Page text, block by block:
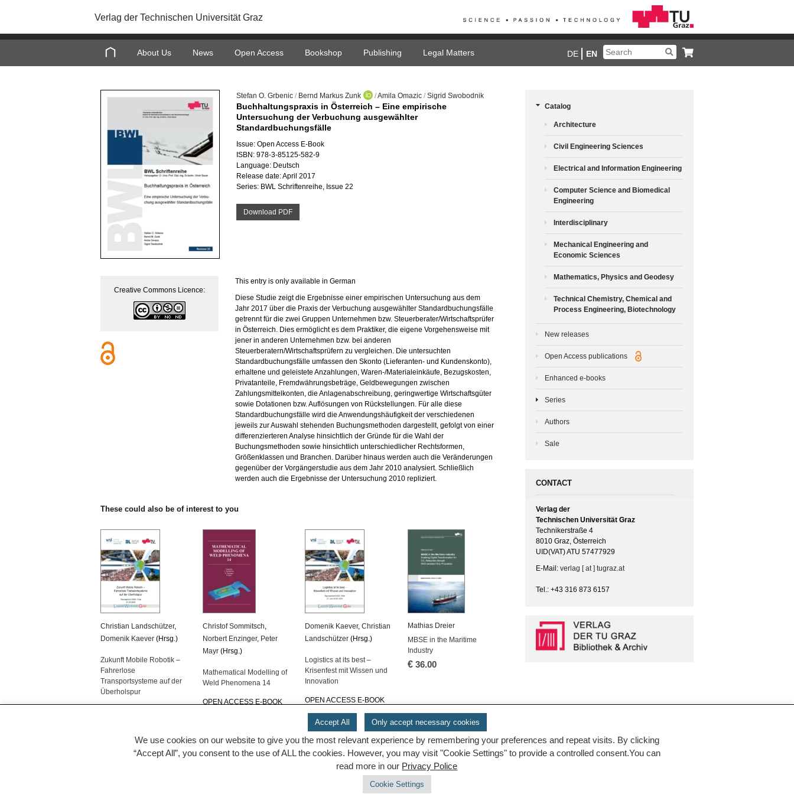
Verlag der Technischen Universität Graz
About Us News Open Access Bookshop Publishing Legal Matters DE EN
Stefan O. Grbenic / Bernd Markus Zunk /Amila Omazic / Sigrid Swobodnik
Buchhaltungspraxis in Österreich – Eine empirische
Untersuchung der Verbuchung ausgewählter
Standardbuchungsfälle
Issue: Open Access E-Book
ISBN: 978-3-85125-582-9
Language: Deutsch
Release date: April 2017
Series: BWL Schriftenreihe, Issue 22
Download PDF
Creative Commons Licence:
This entry is only available in German
Diese Studie zeigt die Ergebnisse einer empirischen Untersuchung aus dem
Jahr 2017 über die Praxis der Verbuchung ausgewählter Standardbuchungsfälle
getrennt für die zwei Gruppen Unternehmen bzw. Steuerberater/Wirtschaftsprüfer
in Österreich. Dies ermöglicht es dem Praktiker, die eigene Vorgehensweise mit
jener in anderen Unternehmen bzw. bei anderen
Steuerberatern/Wirtschaftsprüfern zu vergleichen. Die untersuchten
Standardbuchungsfälle umfassen den Skonto (Lieferanten- und Kundenskonto),
erhaltene und geleistete Anzahlungen, Waren-/Materialeinkäufe, Bezugskosten,
Privatanteile, Fremdwährungsbeträge, Geldbewegungen zwischen
Zahlungsmittelkonten, die Anlagenabschreibung, geringwertige Wirtschaftsgüter
sowie Dotationen bzw. Auflösungen von Rückstellungen. Für alle diese
Standardbuchungsfälle wird die Anwendungshäufigkeit der verschiedenen
jeweils zur Auswahl stehenden Buchungsmethoden dargestellt, gefolgt von einer
differenzierteren Analyse hinsichtlich der Gründe für die Wahl der
Buchungsmethoden sowie hinsichtlich unterschiedlicher Rechtsformen,
Größenklassen und Branchen. Darüber hinaus werden auch die Veränderungen
gegenüber der Vorgängerstudie aus dem Jahr 2010 analysiert. Schließlich
werden auch die Ergebnisse der Untersuchung 2010 repliziert.
These could also be of interest to you
Christian Landschützer,
Domenik Kaever (Hrsg.)
Zukunft Mobile Robotik –
Fahrerlose
Transportsysteme auf der
Überholspur
Christof Sommitsch
Norbert Enzinger, Peter
Mayr (Hrsg.)
Mathematical Modelling of
Weld Phenomena 14
OPEN ACCESS E-BOOK
Domenik Kaever,Christian
Landschützer (Hrsg.)
Logistics at its best –
Krisenfest mit Wissen und
Innovation
OPEN ACCESS E-BOOK
Mathias Dreier
MBSE in the Maritime
Industry
€36.00
Catalog
Architecture
Civil Engineering Sciences
Electrical and Information Engineering
Computer Science and Biomedical
Engineering
Interdisciplinary
Mechanical Engineering and
Economic Sciences
Mathematics, Physics and Geodesy
Technical Chemistry, Chemical and
Process Engineering, Biotechnology
New releases
Open Access publications
Enhanced e-books
Series
Authors
Sale
CONTACT
Verlag der
Technischen Universität Graz
Technikerstraße 4
8010 Graz, Österreich
UID(VAT) ATU 57477929
E-Mail: verlag [ at ] tugraz.at
Tel.: +43 316 873 6157
© 2026 TUGraz | powered by
Accept All Only accept necessary cookies
We use cookies on our website to give you the most relevant experience by remembering your preferences and repeat visits. By clicking
“Accept All”, you consent to the use of ALL the cookies. However, you may visit "Cookie Settings" to provide a controlled consent.You can
read more in our Privacy Police
Cookie Settings